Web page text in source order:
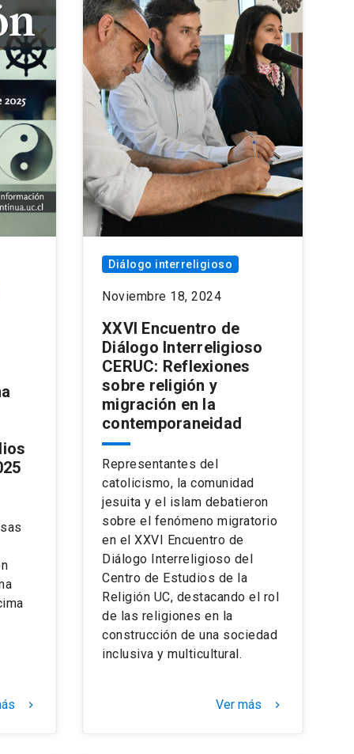
keyboard_arrow_right
Diálogo interreligioso
Noviembre 18, 2024
XXVI Encuentro de
Diálogo Interreligioso
CERUC: Reflexiones
sobre religión y
migración en la
contemporaneidad
Representantes del
catolicismo, la comunidad
jesuita y el islam debatieron
sobre el fenómeno migratorio
en el XXVI Encuentro de
Diálogo Interreligioso del
Centro de Estudios de la
Religión UC, destacando el rol
de las religiones en la
construcción de una sociedad
inclusiva y multicultural.
Ver más keyboard_arrow_right